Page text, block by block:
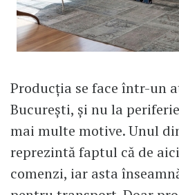
Producția se face într-un
București, și nu la
mai multe motive. Unul
reprezintă faptul că de
comenzi, iar asta